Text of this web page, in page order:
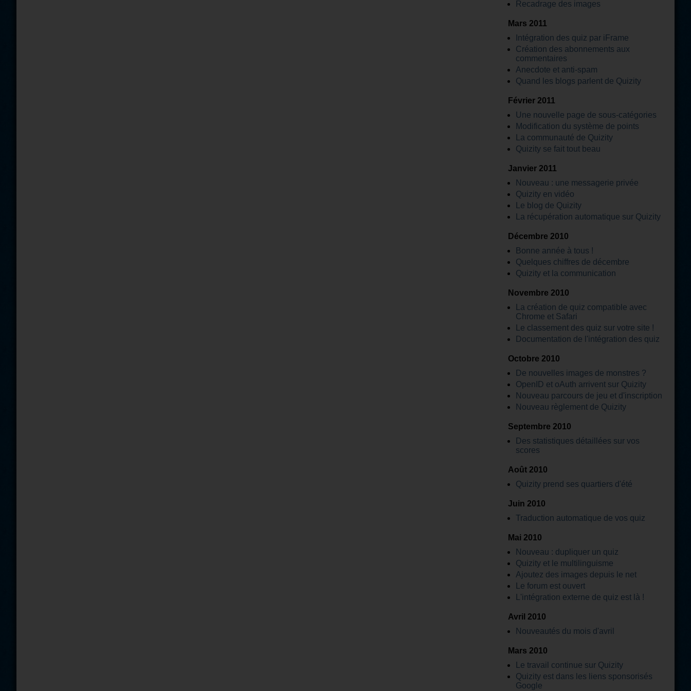
Recadrage des images
Mars 2011
Intégration des quiz par iFrame
Création des abonnements aux
commentaires
Anecdote et anti-spam
Quand les blogs parlent de Quizity
Février 2011
Une nouvelle page de sous-catégories
Modification du système de points
La communauté de Quizity
Quizity se fait tout beau
Janvier 2011
Nouveau : une messagerie privée
Quizity en vidéo
Le blog de Quizity
La récupération automatique sur Quizity
Décembre 2010
Bonne année à tous !
Quelques chiffres de décembre
Quizity et la communication
Novembre 2010
La création de quiz compatible avec
Chrome et Safari
Le classement des quiz sur votre site !
Documentation de l'intégration des quiz
Octobre 2010
De nouvelles images de monstres ?
OpenID et oAuth arrivent sur Quizity
Nouveau parcours de jeu et d'inscription
Nouveau règlement de Quizity
Septembre 2010
Des statistiques détaillées sur vos
scores
Août 2010
Quizity prend ses quartiers d'été
Juin 2010
Traduction automatique de vos quiz
Mai 2010
Nouveau : dupliquer un quiz
Quizity et le multilinguisme
Ajoutez des images depuis le net
Le forum est ouvert
L'intégration externe de quiz est là !
Avril 2010
Nouveautés du mois d'avril
Mars 2010
Le travail continue sur Quizity
Quizity est dans les liens sponsorisés
Google